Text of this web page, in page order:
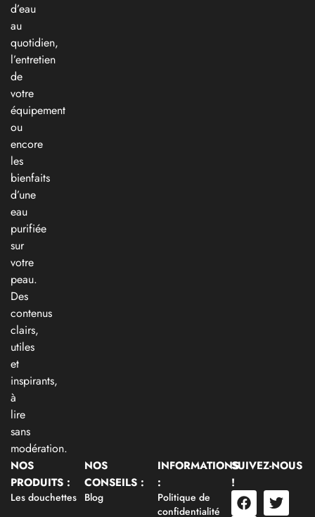
d’eau
au
quotidien,
l’entretien
de
votre
équipement
ou
encore
les
bienfaits
d’une
eau
purifiée
sur
votre
peau.
Des
contenus
clairs,
utiles
et
inspirants,
à
lire
sans
modération.
NOS
PRODUITS :
Les douchettes
NOS
CONSEILS :
Blog
INFORMATIONS
:
Politique de
confidentialité
SUIVEZ-NOUS
!